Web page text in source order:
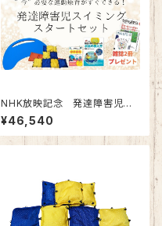
NHK放映記念 発達障害児ス
イミング しっかりセット
¥46,540